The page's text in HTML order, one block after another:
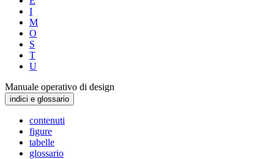
I
M
O
S
T
U
Manuale operativo di design
indici e glossario
contenuti
figure
tabelle
glossario